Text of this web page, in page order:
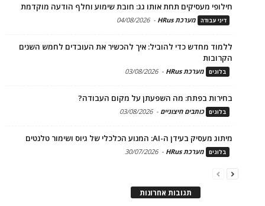
חילופי מעסיקים תחת אותו גג: חובת שימוע וחלף הודעה מוקדמת
דיני עבודה מערכת HRus -
04/08/2026
ללמוד מחדש כדי להוביל: איך להכשיר את העובדים לחמש השנים
הקרובות
בלוגים מערכת HRus -
03/08/2026
בחירות בפתח: מה השפעתן על מקום העבודה?
בלוגים כותבים חיצוניים -
03/08/2026
מיתוג מעסיק בעידן ה-AI: המנוע הכלכלי של גיוס ושימור טלנטים
בלוגים מערכת HRus -
30/07/2026
תגובות אחרונות